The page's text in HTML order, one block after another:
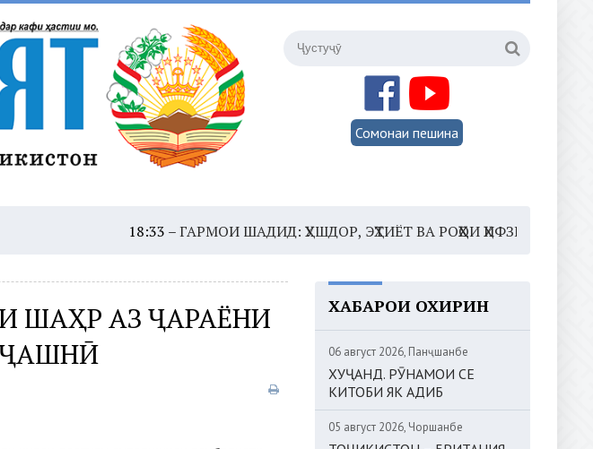
Сомонаи пешина
ГАРМОИ ШАДИД: ҲУШДОР, ЭҲТИЁТ ВА РОҲҲОИ ҲИФЗИ САЛОМАТӢ
ШАҲР АЗ ҶАРАЁНИ
ХАБАРҲОИ ОХИРИН
06 август 2026, Панҷшанбе
ХУҶАНД. РӮНАМОИ СЕ
КИТОБИ ЯК АДИБ
05 август 2026, Чоршанбе